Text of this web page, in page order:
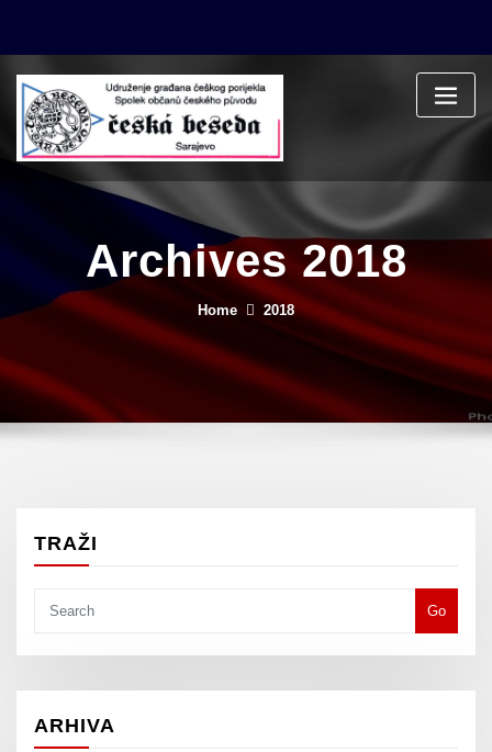
content
Archives 2018
Home 2018
TRAŽI
Go
ARHIVA